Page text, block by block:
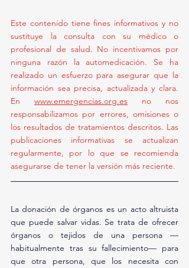
Este contenido tiene fines informativos y no
sustituye la consulta con su médico o
profesional de salud. No incentivamos por
ninguna razón la automedicación. Se ha
realizado un esfuerzo para asegurar que la
información sea precisa, actualizada y clara.
En www.emergencias.org.es no nos
responsabilizamos por errores, omisiones o
los resultados de tratamientos descritos. Las
publicaciones informativas se actualizan
regularmente, por lo que se recomienda
asegurarse de tener la versión más reciente.
La donación de órganos es un acto altruista
que puede salvar vidas. Se trata de ofrecer
órganos o tejidos de una persona —
habitualmente tras su fallecimiento— para
que otra persona, que los necesita con